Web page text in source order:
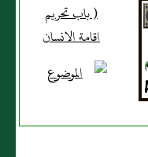
( باب تحريم
اقامة الانسان
من موضعه
المباح الذى